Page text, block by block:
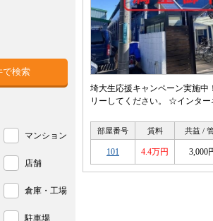
埼大生応援キャンペーン実施中
リーしてください。 ☆インタ
部屋番号 賃料 共益 /
101 4.4万円 3,000
マンション
店舗
倉庫・工場
駐車場